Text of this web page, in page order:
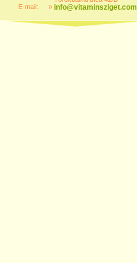
E-mail:
» info@vitaminsziget.com